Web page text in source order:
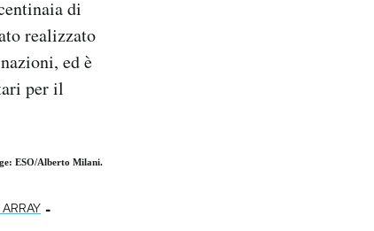
di
realizzato
ed è
per il
ESO/Alberto Milani.
-